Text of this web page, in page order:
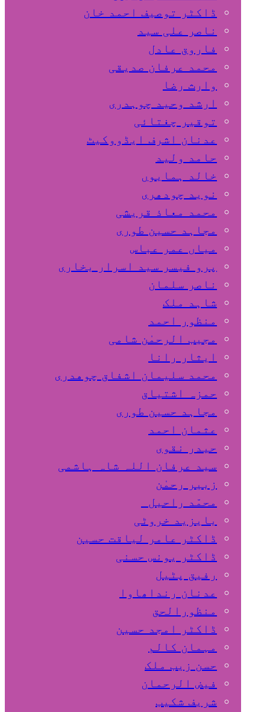
ڈاکٹر توصیف احمد خان
ناصر علی سید
فاروق عادل
محمد عرفان صدیقی
وارث رضا
ارشد وحید چوہدری
توقیر چغتائی
عدنان اشرف ایڈووکیٹ
حامد ولید
خالد ہمایوں
نوید چودھری
محمد معاذ قریشی
مجاہد حسین طوری
میاں عمر عباس
پرو فیسر سید اسرار بخاری
ناصر سلمان
شاہد ملک
منظور احمد
مجیب الرحمٰن شامی
ایثار رانا
محمد سلیمان اشفاق چوهدری
حمزہ اشتیاق
مجاہد حسین طوری
عثمان احمد
حیدر نقوی
سید عرفان اللہ شاہ ہاشمی
زبیر رحمٰن
محمّد راحیل
بایزید خروٹی
ڈاکٹر عامر لیاقت حسین
ڈاکٹر یونس حسنی
رفیق پٹیل
عدنان رنداھاوا
منظورالحق
ڈاکٹر امجد حسین
مہمان کالم
حسن زیب ملک
فیض الرحمان
شریف شکیب